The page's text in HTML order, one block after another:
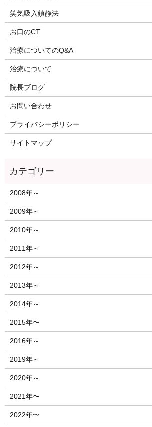
笑気吸入鎮静法
お口のCT
治療についてのQ&A
治療について
院長ブログ
お問い合わせ
プライバシーポリシー
サイトマップ
2008年～
2009年～
2010年～
2011年～
2012年～
2013年～
2014年～
2015年〜
2016年～
2019年～
2020年～
2021年〜
2022年〜